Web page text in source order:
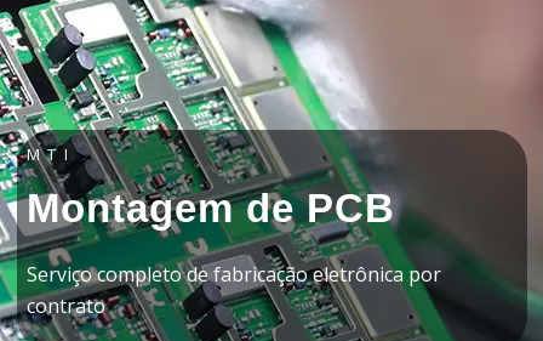
MTI
Montagem de PCB
Serviço completo de fabricação eletrônica por
contrato